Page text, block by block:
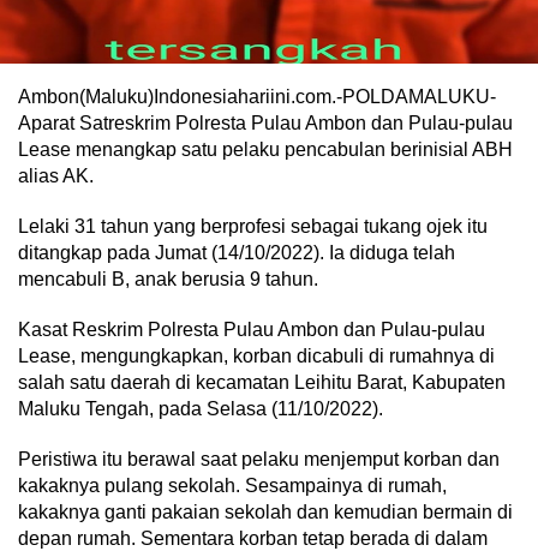
Ambon(Maluku)Indonesiahariini.com.-POLDAMALUKU-
Aparat Satreskrim Polresta Pulau Ambon dan Pulau-pulau
Lease menangkap satu pelaku pencabulan berinisial ABH
alias AK.
Lelaki 31 tahun yang berprofesi sebagai tukang ojek itu
ditangkap pada Jumat (14/10/2022). Ia diduga telah
mencabuli B, anak berusia 9 tahun.
Kasat Reskrim Polresta Pulau Ambon dan Pulau-pulau
Lease, mengungkapkan, korban dicabuli di rumahnya di
salah satu daerah di kecamatan Leihitu Barat, Kabupaten
Maluku Tengah, pada Selasa (11/10/2022).
Peristiwa itu berawal saat pelaku menjemput korban dan
kakaknya pulang sekolah. Sesampainya di rumah,
kakaknya ganti pakaian sekolah dan kemudian bermain di
depan rumah. Sementara korban tetap berada di dalam